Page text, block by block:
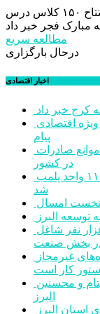
مدیرکل آموزش و پرورش استان البرز از افتتاح ۱۵۰ کلاس درس
مطالعه سریع
درحال بارگزاری
اخبار اقتصادی
کرج خبر داد
پیام
در کشور
شد
توسعه البرز
بخش صنعت
کار است
البرز